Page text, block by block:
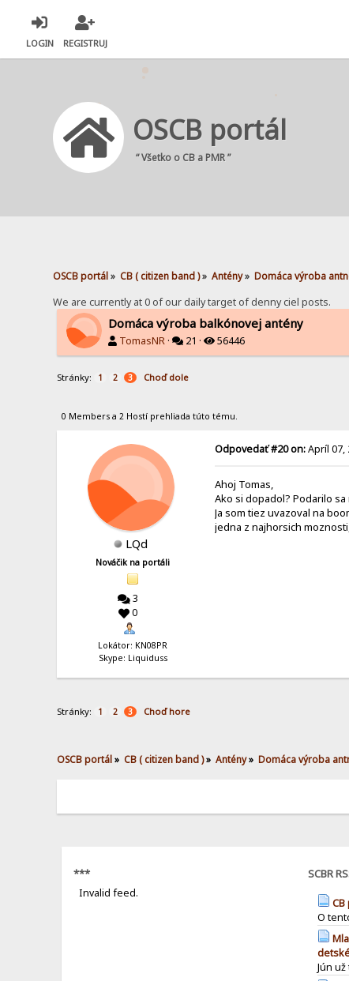
LOGIN REGISTRUJ
OSCB portál
“ Všetko o CB a PMR ”
OSCB portál» CB ( citizen band )» Antény» Domáca výroba
We are currently at 0 of our daily target of denny ciel posts.
Domáca výroba balkónovej antény
TomasNR · 21 · 56446
Stránky: 1 2 3 Choď dole
0 Members a 2 Hostí prehliada túto tému.
LQd
Nováčik na portáli
3
0
Lokátor: KN08PR
Skype: Liquiduss
Odpovedať #20 on:Apríl 07,
Ahoj Tomas,
Ako si dopadol? Podarilo
Ja som tiez uvazoval na
jedna z najhorsich
Stránky: 1 2 3 Choď hore
OSCB portál» CB ( citizen band )» Antény» Domáca výroba
***
Invalid feed.
SCBR
O
Jún